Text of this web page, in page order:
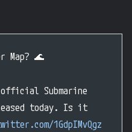
Map? 🌊
Submarine
today. Is it
1GdpIMvQgz